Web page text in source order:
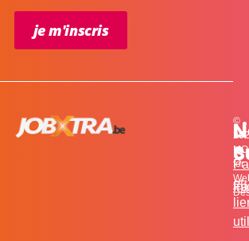
et
©
for
je m'inscris